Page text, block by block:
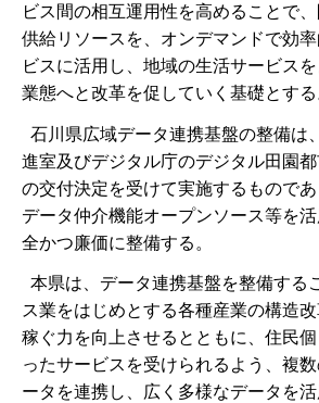
ビス間の相互運用性を高めることで
供給リソースを、オンデマンドで効
ビスに活用し、地域の生活サービス
業態へと改革を促していく基礎とする
石川県広域データ連携基盤の整備は
進室及びデジタル庁のデジタル田園
の交付決定を受けて実施するもので
データ仲介機能オープンソース等を
全かつ廉価に整備する。
本県は、データ連携基盤を整備する
ス業をはじめとする各種産業の構造
稼ぐ力を向上させるとともに、住民
ったサービスを受けられるよう、複
ータを連携し、広く多様なデータを